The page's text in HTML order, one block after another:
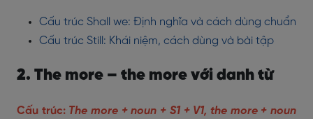
Cấu trúc Shall we: Định nghĩa và cách dùng chuẩn
Cấu trúc Still: Khái niệm, cách dùng và bài tập
2. The more – the more với danh từ
Cấu trúc: The more + noun + S1 + V1, the more + noun